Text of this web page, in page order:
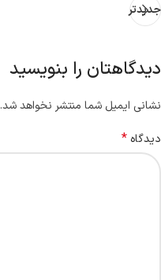
جدیدتر
دیدگاهتان را بنویسید
نشانی ایمیل شما منتشر نخواهد شد.
دیدگاه *